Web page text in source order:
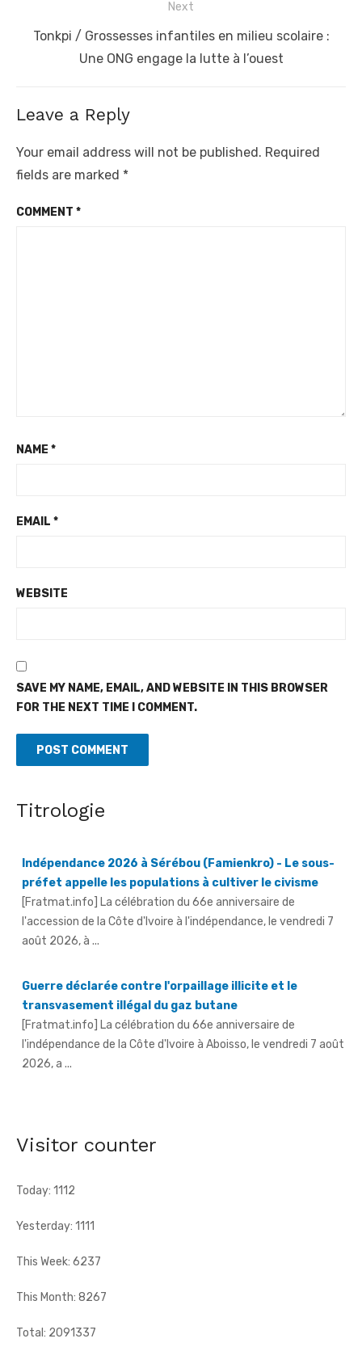
Next
Next
Tonkpi / Grossesses infantiles en milieu scolaire :
Une ONG engage la lutte à l’ouest
Leave a Reply
Your email address will not be published. Required
fields are marked *
COMMENT *
NAME *
EMAIL *
WEBSITE
SAVE MY NAME, EMAIL, AND WEBSITE IN THIS BROWSER
FOR THE NEXT TIME I COMMENT.
Titrologie
[Fratmat.info] La célébration du 66e anniversaire de
l'accession de la Côte d'Ivoire à l'indépendance, le vendredi 7
août 2026, à ...
[Fratmat.info] La célébration du 66e anniversaire de
l'indépendance de la Côte d'Ivoire à Aboisso, le vendredi 7 août
2026, a ...
[Fratmat.info] La ville de Sandegué, dans la région du
Visitor counter
Today: 1112
Yesterday: 1111
This Week: 6237
This Month: 8267
Total: 2091337